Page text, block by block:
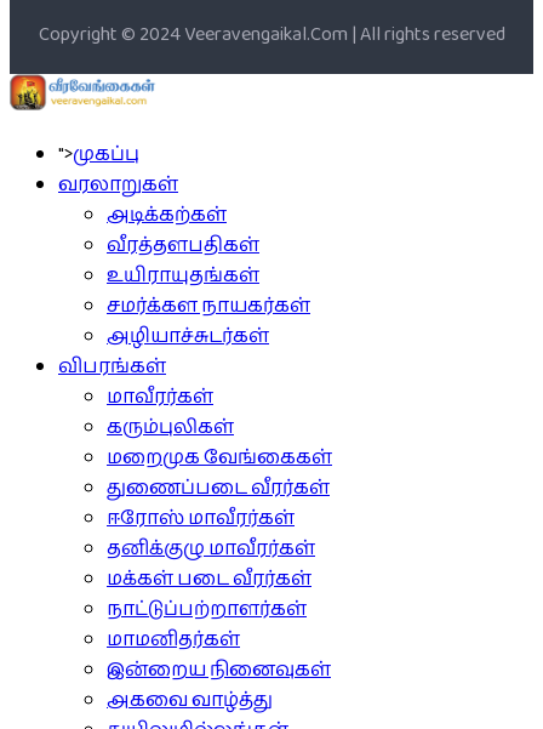
Copyright © 2024 Veeravengaikal.Com | All rights reserved
">முகப்பு
வரலாறுகள்
அடிக்கற்கள்
வீரத்தளபதிகள்
உயிராயுதங்கள்
சமர்க்கள நாயகர்கள்
அழியாச்சுடர்கள்
விபரங்கள்
மாவீரர்கள்
கரும்புலிகள்
மறைமுக வேங்கைகள்
துணைப்படை வீரர்கள்
ஈரோஸ் மாவீரர்கள்
தனிக்குழு மாவீரர்கள்
மக்கள் படை வீரர்கள்
நாட்டுப்பற்றாளர்கள்
மாமனிதர்கள்
இன்றைய நினைவுகள்
அகவை வாழ்த்து